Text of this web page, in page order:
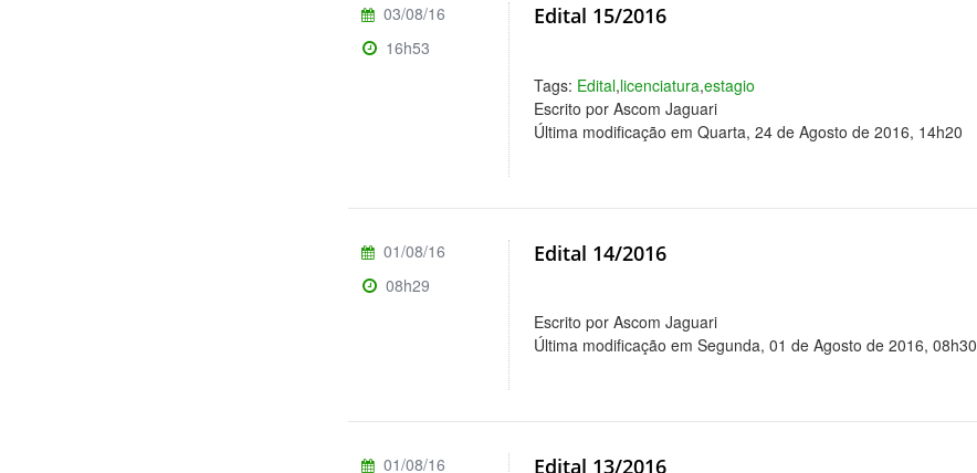
Edital 15/2016
Tags: Edital,licenciatura,estagio
Escrito por Ascom Jaguari
Última modificação em Quarta, 24 de Agosto de 2016, 14h20
03/08/16
16h53
Edital 14/2016
Escrito por Ascom Jaguari
Última modificação em Segunda, 01 de Agosto de 2016, 08h30
01/08/16
08h29
Edital 13/2016
01/08/16